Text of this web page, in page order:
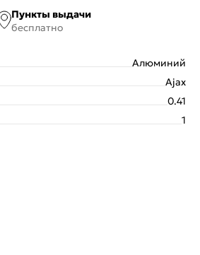
Пункты выдачи
бесплатно
Алюминий
Ajax
0.41
1